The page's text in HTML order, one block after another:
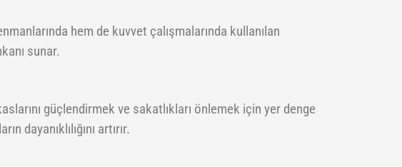
hem de kuvvet çalışmalarında kullanılan
sunar.
güçlendirmek ve sakatlıkları önlemek için yer denge
dayanıklılığını artırır.